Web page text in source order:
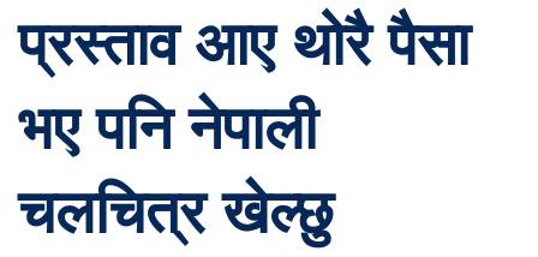
प्रस्ताव आए थोरै पैसा
भए पनि नेपाली
चलचित्र खेल्छु